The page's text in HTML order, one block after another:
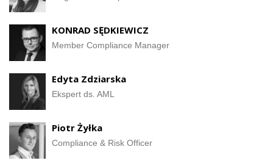
KONRAD SĘDKIEWICZ
Member Compliance Manager
Edyta Zdziarska
Ekspert ds. AML
Piotr Żyłka
Compliance & Risk Officer